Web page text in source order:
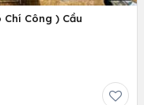
Công ) Cầu